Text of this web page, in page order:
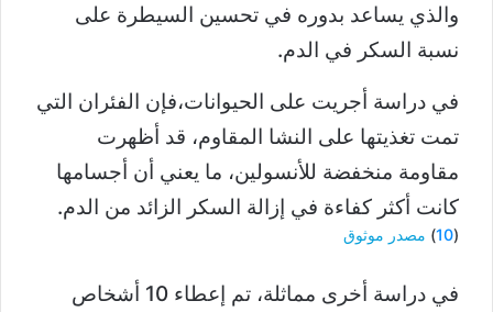
والذي يساعد بدوره في تحسين السيطرة على
نسبة السكر في الدم.
في دراسة أجريت على الحيوانات،فإن الفئران التي
تمت تغذيتها على النشا المقاوم، قد أظهرت
مقاومة منخفضة للأنسولين، ما يعني أن أجسامها
كانت أكثر كفاءة في إزالة السكر الزائد من الدم.
(
10
) مصدر موثوق
في دراسة أخرى مماثلة، تم إعطاء 10 أشخاص